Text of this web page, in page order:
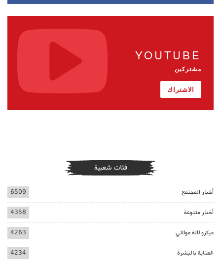
YOUTUBE
مشتركين
الاشتراك
فئات شعبية
أخبار المجتمع 6509
أخبار متنوعة 4358
ميكرو لالة مولاتي 4263
العناية بالبشرة 4234